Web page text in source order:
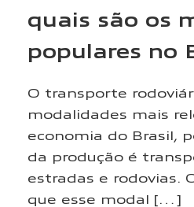
quais são os
populares no
O transporte
modalidades mais
economia do Brasil,
da produção é
estradas e rodovias.
que esse modal […]